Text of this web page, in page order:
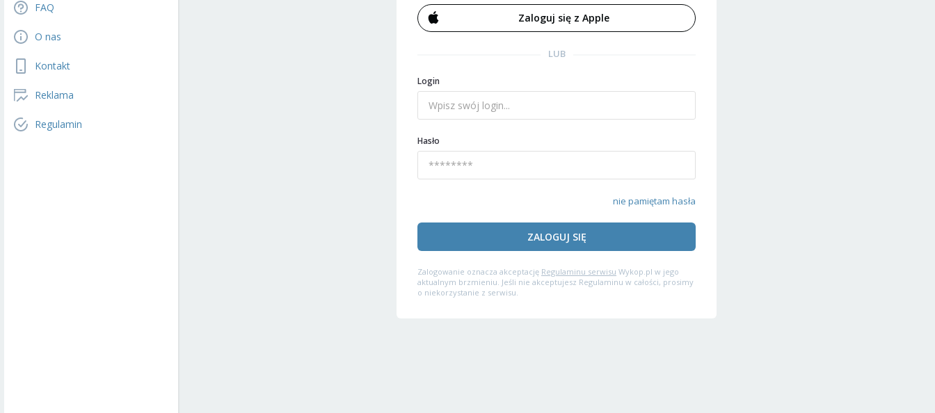
FAQ
O nas
Kontakt
Reklama
Regulamin
Zaloguj się z Apple
LUB
Login
Hasło
nie pamiętam hasła
ZALOGUJ SIĘ
Zalogowanie oznacza akceptację Regulaminu serwisu Wykop.pl w jego
aktualnym brzmieniu. Jeśli nie akceptujesz Regulaminu w całości, prosimy
o niekorzystanie z serwisu.